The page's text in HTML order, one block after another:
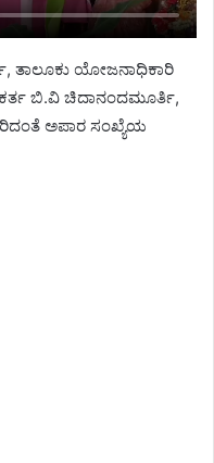
ತಾಲೂಕು ಯೋಜನಾಧಿಕಾರಿ
ಬಿ.ವಿ ಚಿದಾನಂದಮೂರ್ತಿ,
ಅಪಾರ ಸಂಖ್ಯೆಯ